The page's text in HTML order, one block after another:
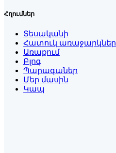
Հղումներ
Տեսականի
Հատուկ առաջարկներ
Առաքում
Բլոգ
Պարագաներ
Մեր մասին
Կապ